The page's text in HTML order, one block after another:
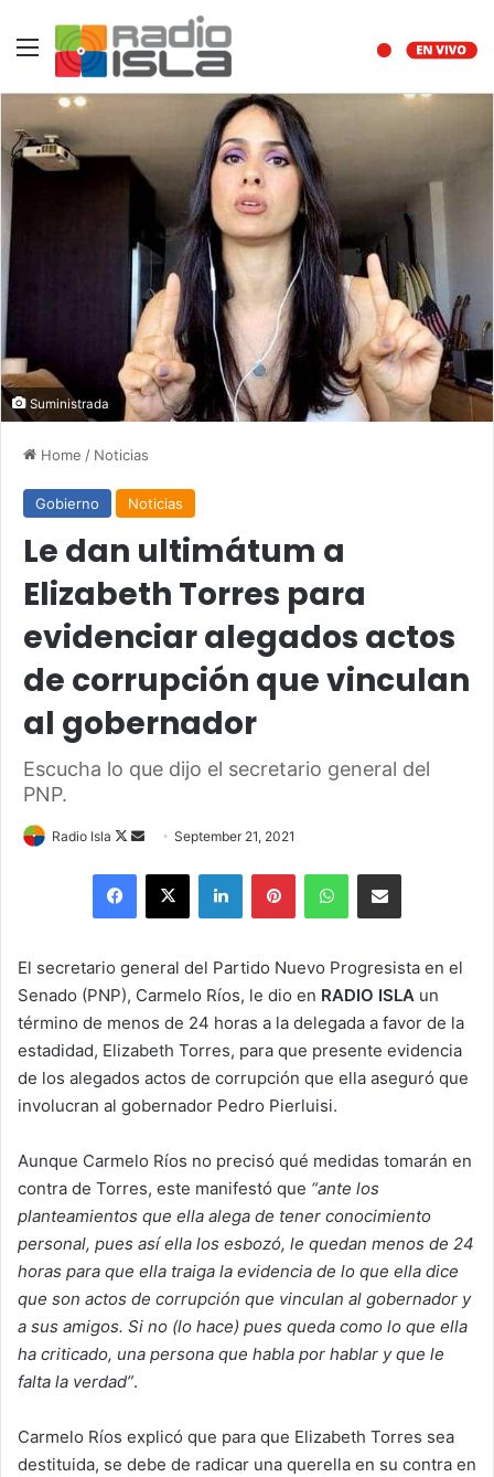
Menu
Suministrada
Home / Noticias
Gobierno Noticias
Le dan ultimátum a
Elizabeth Torres para
evidenciar alegados actos
de corrupción que vinculan
al gobernador
Escucha lo que dijo el secretario general del
PNP.
Radio Isla
Follow
Send
email
September 21, 2021
Facebook
X LinkedInPinterestWhatsAppShare via Email
El secretario general del Partido Nuevo Progresista en el
Senado (PNP), Carmelo Ríos, le dio en RADIO ISLA un
término de menos de 24 horas a la delegada a favor de la
estadidad, Elizabeth Torres, para que presente evidencia
de los alegados actos de corrupción que ella aseguró que
involucran al gobernador Pedro Pierluisi.
Aunque Carmelo Ríos no precisó qué medidas tomarán en
contra de Torres, este manifestó que “ante los
planteamientos que ella alega de tener conocimiento
personal, pues así ella los esbozó, le quedan menos de 24
horas para que ella traiga la evidencia de lo que ella dice
que son actos de corrupción que vinculan al gobernador y
a sus amigos. Si no (lo hace) pues queda como lo que ella
ha criticado, una persona que habla por hablar y que le
falta la verdad”.
Carmelo Ríos explicó que para que Elizabeth Torres sea
destituida, se debe de radicar una querella en su contra en